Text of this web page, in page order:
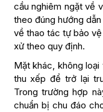
cầu nghiêm ngặt về
theo đúng hướng
về thao tác tự bảo
xử theo quy định.
Mặt khác, không
thu xếp để trở lại
Trong trường hợp
chuẩn bị chu đáo